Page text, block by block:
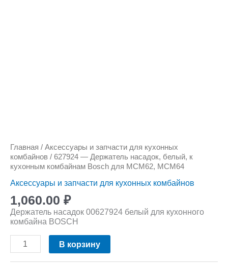
Главная / Аксессуары и запчасти для кухонных
комбайнов / 627924 — Держатель насадок, белый, к
кухонным комбайнам Bosch для MCM62, MCM64
Аксессуары и запчасти для кухонных комбайнов
1,060.00 ₽
Держатель насадок 00627924 белый для кухонного
комбайна BOSCH
В корзину